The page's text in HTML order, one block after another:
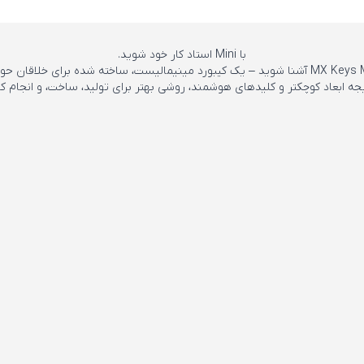
با Mini استاد کار خود شوید.
ابعاد کوچکتر و کلیدهای هوشمند، روشی بهتر برای تولید، ساخت، و انجام